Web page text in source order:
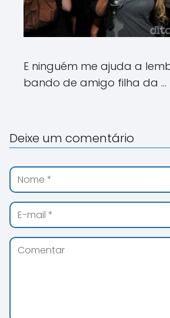
E ninguém me ajuda a
bando de amigo filha da ...
Deixe um comentário